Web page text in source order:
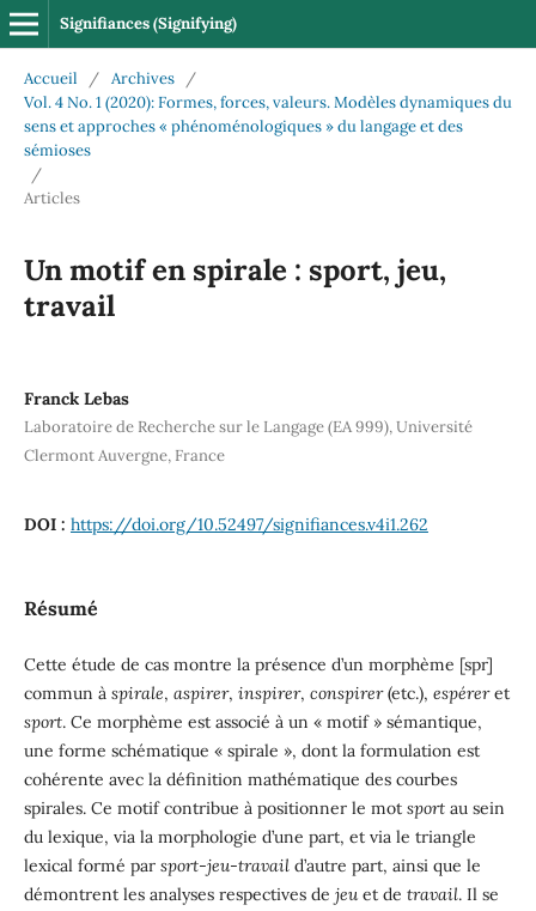
Signifiances (Signifying)
Accueil / Archives
/
Vol. 4 No. 1 (2020): Formes, forces, valeurs. Modèles dynamiques du
sens et approches « phénoménologiques » du langage et des
sémioses
/
Articles
Un motif en spirale : sport, jeu,
travail
Franck Lebas
Laboratoire de Recherche sur le Langage (EA 999), Université
Clermont Auvergne, France
DOI : https://doi.org/10.52497/signifiances.v4i1.262
Résumé
Cette étude de cas montre la présence d’un morphème [spr]
commun à spirale, aspirer, inspirer, conspirer(etc.), espéreret
sport. Ce morphème est associé à un « motif » sémantique,
une forme schématique « spirale », dont la formulation est
cohérente avec la définition mathématique des courbes
spirales. Ce motif contribue à positionner le mot sportau sein
du lexique, via la morphologie d’une part, et via le triangle
lexical formé par sport-jeu-travaild’autre part, ainsi que le
démontrent les analyses respectives de jeuet de travail. Il se